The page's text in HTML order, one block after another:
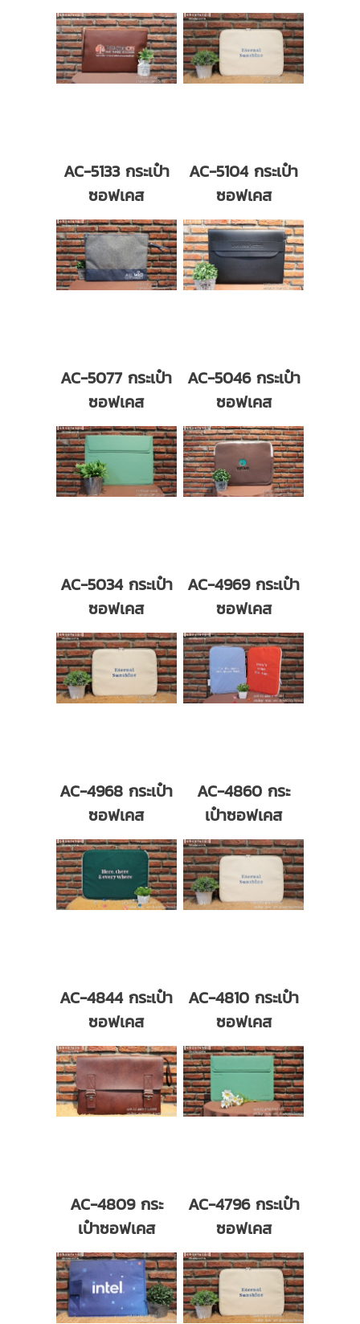
AC-5133 กระเป๋า
ซอฟเคส
AC-5104 กระเป๋า
ซอฟเคส
AC-5077 กระเป๋า
ซอฟเคส
AC-5046 กระเป๋า
ซอฟเคส
AC-5034 กระเป๋า
ซอฟเคส
AC-4969 กระเป๋า
ซอฟเคส
AC-4968 กระเป๋า
ซอฟเคส
AC-4860 กระ
เป๋าซอฟเคส
AC-4844 กระเป๋า
ซอฟเคส
AC-4810 กระเป๋า
ซอฟเคส
AC-4809 กระ
เป๋าซอฟเคส
AC-4796 กระเป๋า
ซอฟเคส